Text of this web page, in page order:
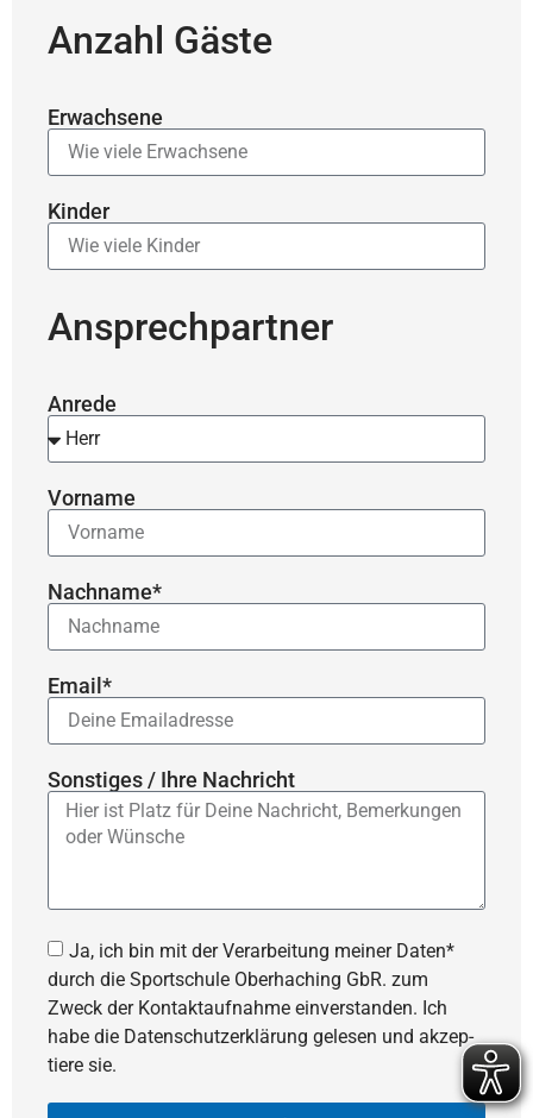
Anzahl Gäste
Erwachsene
Kinder
Ansprechpartner
Anrede
Vorname
Nachname*
Email*
Sonstiges / Ihre Nachricht
Ja, ich bin mit der Verar­bei­tung meiner Daten*
durch die Sportschule Oberhaching GbR. zum
Zweck der Kontakt­auf­nahme einver­standen. Ich
habe die Daten­schutz­er­klä­rung gelesen und akzep­
tiere sie.